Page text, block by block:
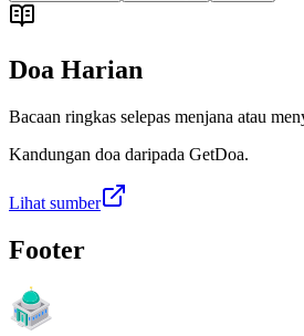
Doa Harian
Bacaan ringkas selepas menjana atau
Kandungan doa daripada GetDoa.
Lihat sumber
Footer